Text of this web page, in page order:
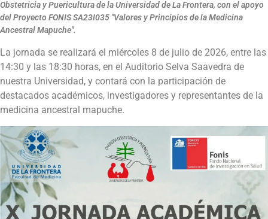
Obstetricia y Puericultura de la Universidad de La Frontera, con el apoyo
del Proyecto FONIS SA23I035 "Valores y Principios de la Medicina
Ancestral Mapuche".
La jornada se realizará el miércoles 8 de julio de 2026, entre las
14:30 y las 18:30 horas, en el Auditorio Selva Saavedra de
nuestra Universidad, y contará con la participación de
destacados académicos, investigadores y representantes de la
medicina ancestral mapuche.